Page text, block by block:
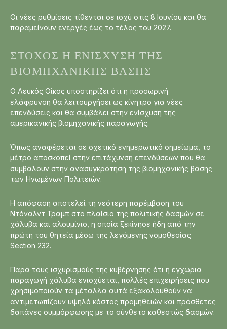
Οι νέες ρυθμίσεις τίθενται σε ισχύ στις 8 Ιουνίου και θα
παραμείνουν ενεργές έως το τέλος του 2027.
ΣΤΌΧΟΣ Η ΕΝΊΣΧΥΣΗ ΤΗΣ
ΒΙΟΜΗΧΑΝΙΚΉΣ ΒΆΣΗΣ
Ο Λευκός Οίκος υποστηρίζει ότι η προσωρινή
ελάφρυνση θα λειτουργήσει ως κίνητρο για νέες
επενδύσεις και θα συμβάλει στην ενίσχυση της
αμερικανικής βιομηχανικής παραγωγής.
Όπως αναφέρεται σε σχετικό ενημερωτικό σημείωμα, το
μέτρο αποσκοπεί στην επιτάχυνση επενδύσεων που θα
συμβάλουν στην ανασυγκρότηση της βιομηχανικής βάσης
των Ηνωμένων Πολιτειών.
Η απόφαση αποτελεί τη νεότερη παρέμβαση του
Ντόναλντ Τραμπ στο πλαίσιο της πολιτικής δασμών σε
χάλυβα και αλουμίνιο, η οποία ξεκίνησε ήδη από την
πρώτη του θητεία μέσω της λεγόμενης νομοθεσίας
Section 232.
Παρά τους ισχυρισμούς της κυβέρνησης ότι η εγχώρια
παραγωγή χάλυβα ενισχύεται, πολλές επιχειρήσεις που
χρησιμοποιούν τα μέταλλα αυτά εξακολουθούν να
αντιμετωπίζουν υψηλό κόστος προμηθειών και πρόσθετες
δαπάνες συμμόρφωσης με το σύνθετο καθεστώς δασμών.